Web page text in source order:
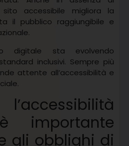
accessibile migliora la
il pubblico raggiungibile e
digitale sta evolvendo
inclusivi. Sempre più
attente all’accessibilità e
importante
gli obblighi di